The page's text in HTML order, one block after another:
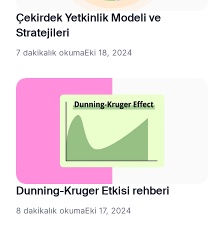
Çekirdek Yetkinlik Modeli ve
Stratejileri
7 dakikalık okumaEki 18, 2024
Dunning-Kruger Etkisi rehberi
8 dakikalık okumaEki 17, 2024